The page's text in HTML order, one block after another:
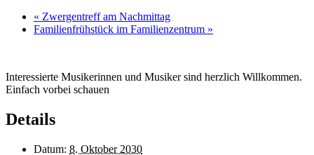
« Zwergentreff am Nachmittag
Familienfrühstück im Familienzentrum »
Interessierte Musikerinnen und Musiker sind herzlich Willkommen.
Einfach vorbei schauen
Details
Datum: 8. Oktober 2030